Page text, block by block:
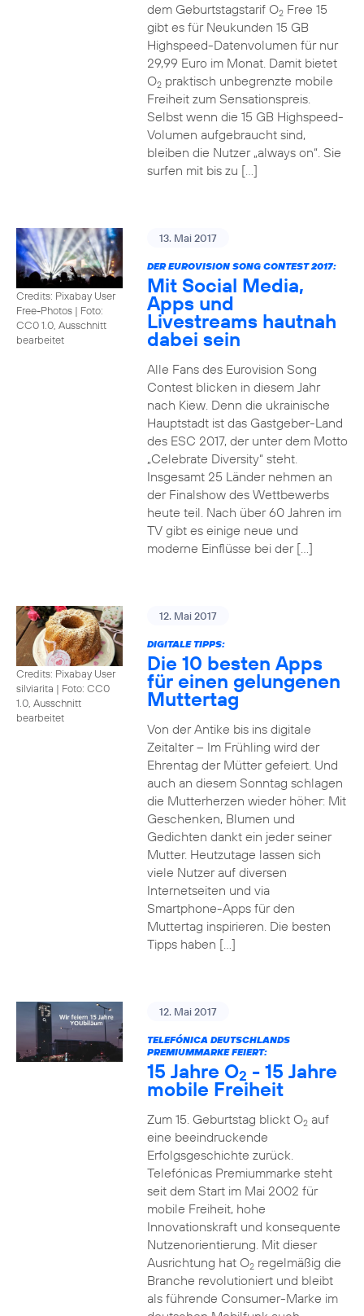
dem Geburtstagstarif O2Free 15
gibt es für Neukunden 15 GB
Highspeed-Datenvolumen für nur
29,99 Euro im Monat. Damit bietet
O2praktisch unbegrenzte mobile
Freiheit zum Sensationspreis.
Selbst wenn die 15 GB Highspeed-
Volumen aufgebraucht sind,
bleiben die Nutzer „always on“. Sie
surfen mit bis zu […]
Credits: Pixabay User
Free-Photos | Foto:
CC0 1.0, Ausschnitt
bearbeitet
13. Mai 2017
DER EUROVISION SONG CONTEST 2017:
Mit Social Media,
Apps und
Livestreams hautnah
dabei sein
Alle Fans des Eurovision Song
Contest blicken in diesem Jahr
nach Kiew. Denn die ukrainische
Hauptstadt ist das Gastgeber-Land
des ESC 2017, der unter dem Motto
„Celebrate Diversity“ steht.
Insgesamt 25 Länder nehmen an
der Finalshow des Wettbewerbs
heute teil. Nach über 60 Jahren im
TV gibt es einige neue und
moderne Einflüsse bei der […]
Credits: Pixabay User
silviarita | Foto: CC0
1.0, Ausschnitt
bearbeitet
12. Mai 2017
DIGITALE TIPPS:
Die 10 besten Apps
für einen gelungenen
Muttertag
Von der Antike bis ins digitale
Zeitalter – Im Frühling wird der
Ehrentag der Mütter gefeiert. Und
auch an diesem Sonntag schlagen
die Mutterherzen wieder höher: Mit
Geschenken, Blumen und
Gedichten dankt ein jeder seiner
Mutter. Heutzutage lassen sich
viele Nutzer auf diversen
Internetseiten und via
Smartphone-Apps für den
Muttertag inspirieren. Die besten
Tipps haben […]
12. Mai 2017
TELEFÓNICA DEUTSCHLANDS
PREMIUMMARKE FEIERT:
15 Jahre O2 - 15 Jahre
mobile Freiheit
Zum 15. Geburtstag blickt O2auf
eine beeindruckende
Erfolgsgeschichte zurück.
Telefónicas Premiummarke steht
seit dem Start im Mai 2002 für
mobile Freiheit, hohe
Innovationskraft und konsequente
Nutzenorientierung. Mit dieser
Ausrichtung hat O2regelmäßig die
Branche revolutioniert und bleibt
als führende Consumer-Marke im